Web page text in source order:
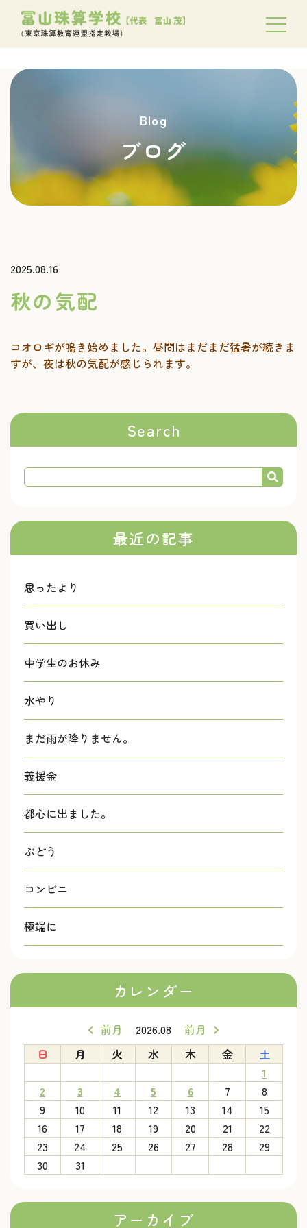
Blog
ブログ
2025.08.16
秋の気配
コオロギが鳴き始めました。昼間はまだまだ猛暑が続きま
すが、夜は秋の気配が感じられます。
Search
最近の記事
思ったより
買い出し
中学生のお休み
水やり
まだ雨が降りません。
義援金
都心に出ました。
ぶどう
コンビニ
極端に
カレンダー
前月 2026.08
前月
日
月 火 水 木 金
土
1
2
3 4 5 6 7
8
9
10 11 12 13 14
15
16
17 18 19 20 21
22
23
24 25 26 27 28
29
30
31
アーカイブ